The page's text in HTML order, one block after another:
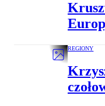
REGIONY